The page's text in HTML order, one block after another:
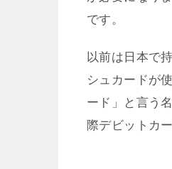
です。
以前は日本で
シュカードが
ード」と言う
際デビットカ